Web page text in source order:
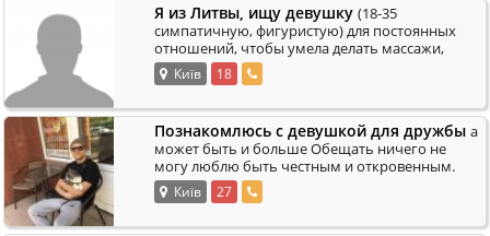
Я из Литвы, ищу девушку (18-35
симпатичную, фигуристую) для постоянных
отношений, чтобы умела делать массажи,
пишите xprojektas gmail.com
Київ 18
Познакомлюсь с девушкой для дружбы а
может быть и больше Обещать ничего не
могу люблю быть честным и откровенным.
Если что звоните пишите буду ждать
Київ 27